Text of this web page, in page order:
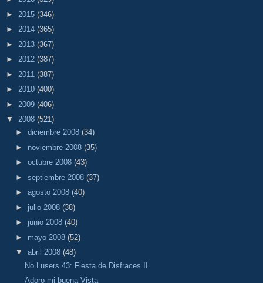
► 2015 (346)
► 2014 (365)
► 2013 (367)
► 2012 (387)
► 2011 (387)
► 2010 (400)
► 2009 (406)
▼ 2008 (521)
► diciembre 2008 (34)
► noviembre 2008 (35)
► octubre 2008 (43)
► septiembre 2008 (37)
► agosto 2008 (40)
► julio 2008 (38)
► junio 2008 (40)
► mayo 2008 (52)
▼ abril 2008 (48)
No Lusers 43: Fiesta de Disfraces II
Adoro mi buena Vista